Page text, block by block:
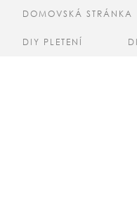
DOMOVSKÁ STRÁNKA
DIY PLETENÍ